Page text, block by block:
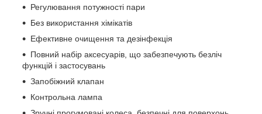
Регулювання потужності пари
Без використання хімікатів
Ефективне очищення та дезінфекція
Повний набір аксесуарів, що забезпечують безліч
функцій і застосувань
Запобіжний клапан
Контрольна лампа